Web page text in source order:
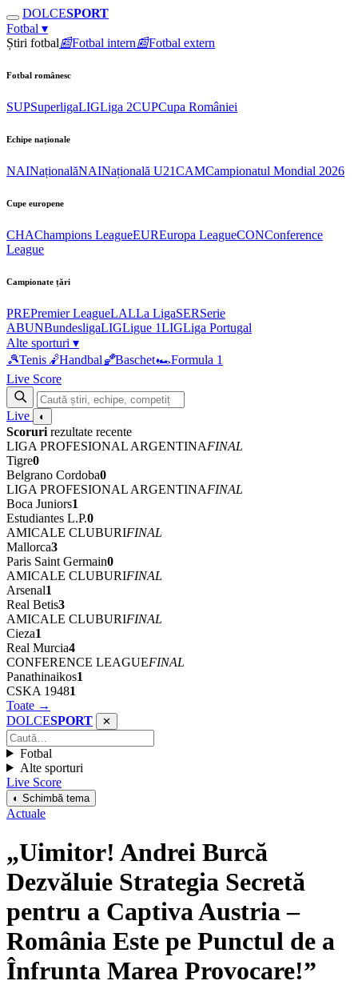
DOLCESPORT
Fotbal ▾
Știri fotbal📰Fotbal intern📰Fotbal extern
Fotbal românesc
SUPSuperligaLIGLiga 2CUPCupa României
Echipe naționale
NAINaționalăNAINațională U21CAMCampionatul Mondial 2026
Cupe europene
CHAChampions LeagueEUREuropa LeagueCONConference
League
Campionate țări
PREPremier LeagueLALLa LigaSERSerie
ABUNBundesligaLIGLigue 1LIGLiga Portugal
Alte sporturi ▾
🎾Tenis 🤾Handbal🏀Baschet🏎Formula 1
Live Score
Live ◐
Scoruri rezultate recente
LIGA PROFESIONAL ARGENTINAFINAL
Tigre0
Belgrano Cordoba0
LIGA PROFESIONAL ARGENTINAFINAL
Boca Juniors1
Estudiantes L.P.0
AMICALE CLUBURIFINAL
Mallorca3
Paris Saint Germain0
AMICALE CLUBURIFINAL
Arsenal1
Real Betis3
AMICALE CLUBURIFINAL
Cieza1
Real Murcia4
CONFERENCE LEAGUEFINAL
Panathinaikos1
CSKA 19481
Toate →
DOLCESPORT ✕
Fotbal
Alte sporturi
Live Score
◐ Schimbă tema
Actuale
„Uimitor! Andrei Burcă
Dezvăluie Strategia Secretă
pentru a Captiva Austria –
România Este pe Punctul de a
Înfrunta Marea Provocare!”